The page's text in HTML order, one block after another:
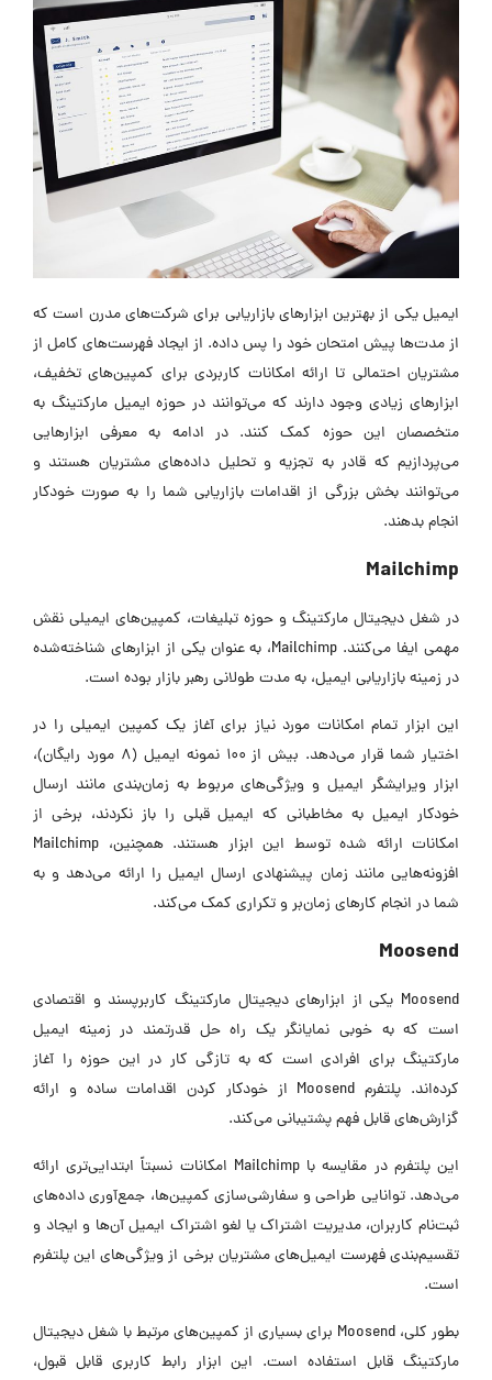
ایمیل یکی از بهترین ابزارهای بازاریابی برای شرکت‌های مدرن است که
از مدت‌ها پیش امتحان خود را پس داده. از ایجاد فهرست‌های کامل از
مشتریان احتمالی تا ارائه امکانات کاربردی برای کمپین‌های تخفیف،
ابزارهای زیادی وجود دارند که می‌توانند در حوزه ایمیل مارکتینگ به
متخصصان این حوزه کمک کنند. در ادامه به معرفی ابزارهایی
می‌پردازیم که قادر به تجزیه و تحلیل داده‌های مشتریان هستند و
می‌توانند بخش بزرگی از اقدامات بازاریابی شما را به صورت خودکار
انجام بدهند.
Mailchimp
در شغل دیجیتال مارکتینگ و حوزه تبلیغات، کمپین‌های ایمیلی نقش
مهمی ایفا می‌کنند. Mailchimp، به عنوان یکی از ابزارهای شناخته‌شده
در زمینه بازاریابی ایمیل، به مدت طولانی رهبر بازار بوده است.
این ابزار تمام امکانات مورد نیاز برای آغاز یک کمپین ایمیلی را در
اختیار شما قرار می‌دهد. بیش از ۱۰۰ نمونه ایمیل (۸ مورد رایگان)،
ابزار ویرایشگر ایمیل و ویژگی‌های مربوط به زمان‌بندی مانند ارسال
خودکار ایمیل به مخاطبانی که ایمیل قبلی را باز نکردند، برخی از
امکانات ارائه شده توسط این ابزار هستند. همچنین، Mailchimp
افزونه‌هایی مانند زمان پیشنهادی ارسال ایمیل را ارائه می‌دهد و به
شما در انجام کارهای زمان‌بر و تکراری کمک می‌کند.
Moosend
Moosend یکی از ابزارهای دیجیتال مارکتینگ کاربرپسند و اقتصادی
است که به خوبی نمایانگر یک راه حل قدرتمند در زمینه ایمیل
مارکتینگ برای افرادی است که به تازگی کار در این حوزه را آغاز
کرده‌اند. پلتفرم Moosend از خودکار کردن اقدامات ساده و ارائه
گزارش‌های قابل فهم پشتیبانی می‌کند.
این پلتفرم در مقایسه با Mailchimp امکانات نسبتاً ابتدایی‌تری ارائه
می‌دهد. توانایی طراحی و سفارشی‌سازی کمپین‌ها، جمع‌آوری داده‌های
ثبت‌نام کاربران، مدیریت اشتراک یا لغو اشتراک ایمیل آن‌ها و ایجاد و
تقسیم‌بندی فهرست ایمیل‌های مشتریان برخی از ویژگی‌های این پلتفرم
است.
بطور کلی، Moosend برای بسیاری از کمپین‌های مرتبط با شغل دیجیتال
مارکتینگ قابل استفاده است. این ابزار رابط کاربری قابل قبول،